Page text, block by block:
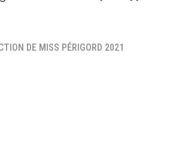
DE MISS PÉRIGORD 2021